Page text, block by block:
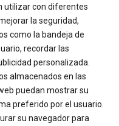
utilizar con diferentes
la seguridad,
como la bandeja de
recordar las
personalizada.
almacenados en las
puedan mostrar su
preferido por el usuario.
su navegador para